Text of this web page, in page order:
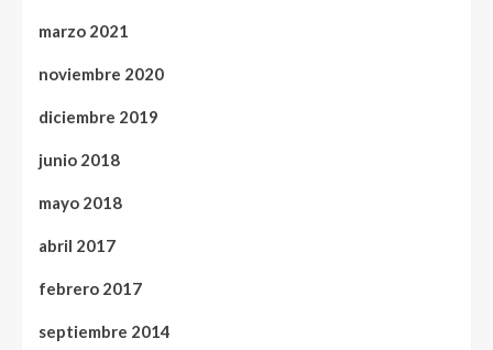
marzo 2021
noviembre 2020
diciembre 2019
junio 2018
mayo 2018
abril 2017
febrero 2017
septiembre 2014